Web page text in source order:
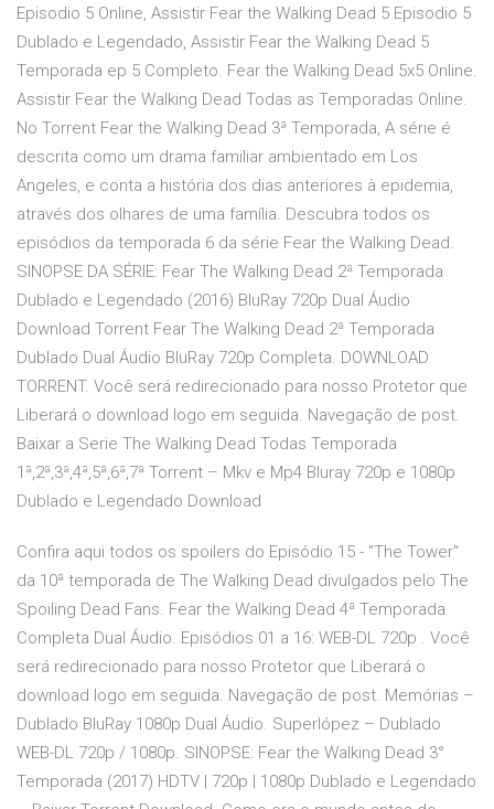
Episodio 5 Online, Assistir Fear the Walking Dead 5 Episodio 5
Dublado e Legendado, Assistir Fear the Walking Dead 5
Temporada ep 5 Completo. Fear the Walking Dead 5x5 Online.
Assistir Fear the Walking Dead Todas as Temporadas Online.
No Torrent Fear the Walking Dead 3ª Temporada, A série é
descrita como um drama familiar ambientado em Los
Angeles, e conta a história dos dias anteriores à epidemia,
através dos olhares de uma família. Descubra todos os
episódios da temporada 6 da série Fear the Walking Dead.
SINOPSE DA SÉRIE: Fear The Walking Dead 2ª Temporada
Dublado e Legendado (2016) BluRay 720p Dual Áudio
Download Torrent Fear The Walking Dead 2ª Temporada
Dublado Dual Áudio BluRay 720p Completa. DOWNLOAD
TORRENT. Você será redirecionado para nosso Protetor que
Liberará o download logo em seguida. Navegação de post.
Baixar a Serie The Walking Dead Todas Temporada
1ª,2ª,3ª,4ª,5ª,6ª,7ª Torrent – Mkv e Mp4 Bluray 720p e 1080p
Dublado e Legendado Download
Confira aqui todos os spoilers do Episódio 15 - "The Tower"
da 10ª temporada de The Walking Dead divulgados pelo The
Spoiling Dead Fans. Fear the Walking Dead 4ª Temporada
Completa Dual Áudio. Episódios 01 a 16: WEB-DL 720p . Você
será redirecionado para nosso Protetor que Liberará o
download logo em seguida. Navegação de post. Memórias –
Dublado BluRay 1080p Dual Áudio. Superlópez – Dublado
WEB-DL 720p / 1080p. SINOPSE: Fear the Walking Dead 3°
Temporada (2017) HDTV | 720p | 1080p Dublado e Legendado